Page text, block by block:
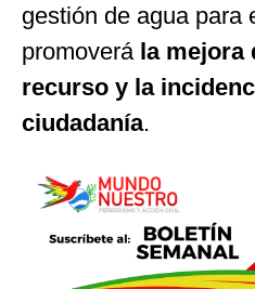
gestión de agua para
promoverá la mejora
recurso y la
ciudadanía.